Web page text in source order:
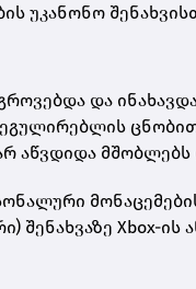
უკანონო
და
აწვდიდა
Xbox-ის